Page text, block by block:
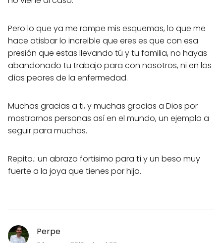
Pero lo que ya me rompe mis esquemas, lo que me
hace atisbar lo increible que eres es que con esa
presión que estas llevando tú y tu familia, no hayas
abandonado tu trabajo para con nosotros, ni en los
días peores de la enfermedad.
Muchas gracias a ti, y muchas gracias a Dios por
mostrarnos personas así en el mundo, un ejemplo a
seguir para muchos.
Repito.: un abrazo fortisimo para tí y un beso muy
fuerte a la joya que tienes por hija.
Perpe